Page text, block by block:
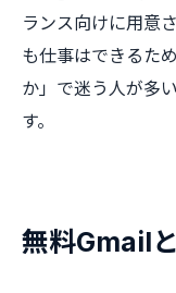
ランス向けに用意
も仕事はできるた
か」で迷う人が多
す。
無料Gmail